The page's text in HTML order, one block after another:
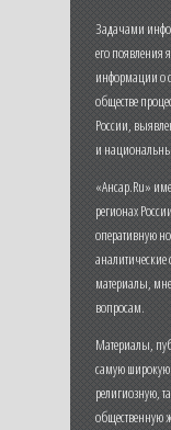
Задачами
его появления
информации о
обществе
России,
и
«Ансар.Ru»
регионах
оперативную
аналитические
материалы,
вопросам.
Материалы,
самую широкую
религиозную,
общественную